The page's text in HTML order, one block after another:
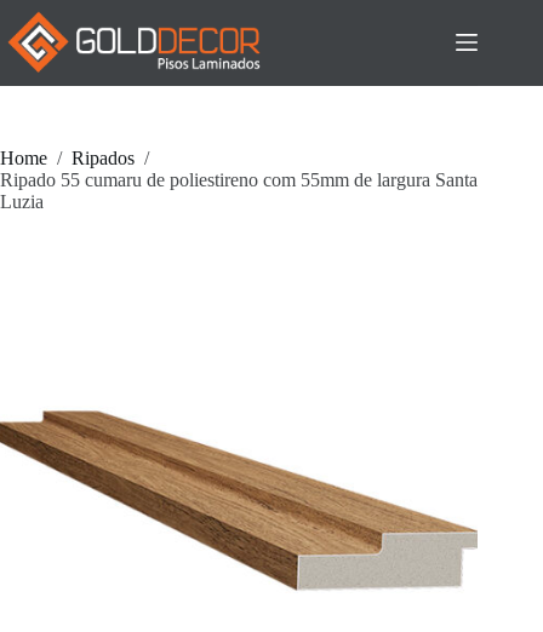
Pular
para
conteúdo
Home / Ripados /
Ripado 55 cumaru de poliestireno com 55mm de largura Santa
Luzia